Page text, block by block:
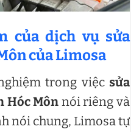
của dịch vụ sửa
của Limosa
trong việc sửa
Hóc Môn nói riêng và
nói chung, Limosa tự